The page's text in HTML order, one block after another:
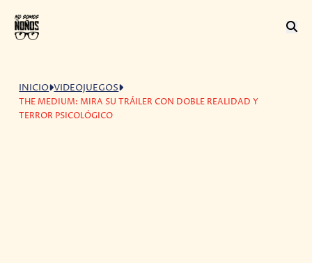
INICIO VIDEOJUEGOS
THE MEDIUM: MIRA SU TRÁILER CON DOBLE REALIDAD Y
TERROR PSICOLÓGICO